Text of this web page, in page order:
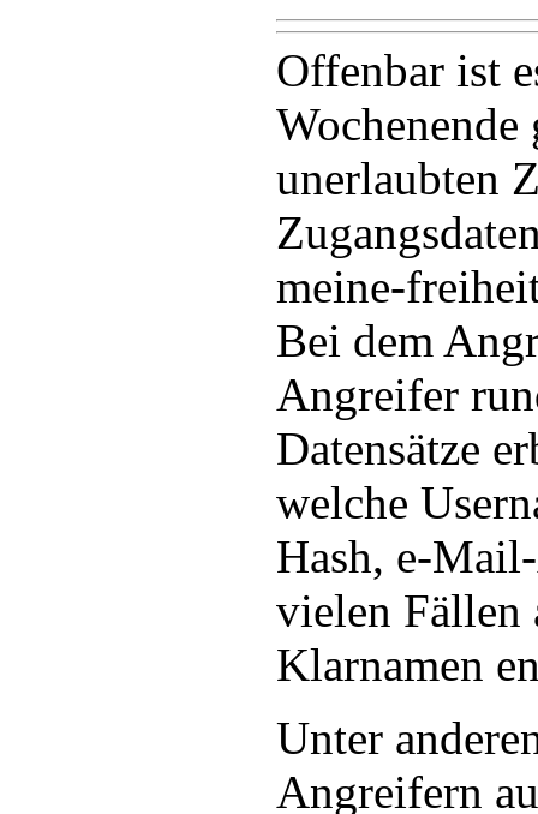
Offenbar ist
unerlaubten
meine-
Bei dem
Angreifer
Datensätze
welche
Hash, e-
vielen Fällen
Klarnamen
Unter
Angreifern